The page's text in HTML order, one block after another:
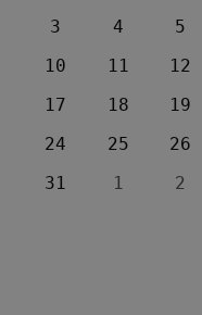
3
4 5
10
11 12
17
18 19
24
25 26
31
1 2